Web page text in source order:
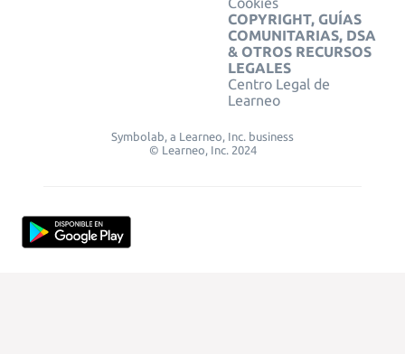
COPYRIGHT, GUÍAS
COMUNITARIAS, DSA
& OTROS RECURSOS
LEGALES
Centro Legal de
Learneo
Symbolab, a Learneo, Inc. business
© Learneo, Inc. 2024